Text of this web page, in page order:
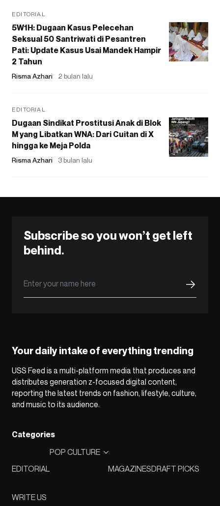
EDITORIAL
5W1H: Dugaan Kasus Pelecehan
Seksual 50 Santriwati di Pesantren
Pati: Update Kasus Usai Mandek Hampir
2 Tahun
Risma Azhari 2 bulan lalu
EDITORIAL
Dugaan Sindikat Prostitusi Anak di Blok
M yang Libatkan WNA: Dari Cuitan di X
hingga ke Meja Polda
Risma Azhari 3 bulan lalu
Subscribe so you won’t get left
behind.
Your daily intake of everything trending
USS Feed is a multi-platform media that produces and
distributes generation z-focused digital content,
reporting the latest trends on fashion, lifestyle, culture,
and music to its audience.
Categories
EDITORIAL
POP CULTURE
MAGAZINESDRAFT PICKS
WRITE US